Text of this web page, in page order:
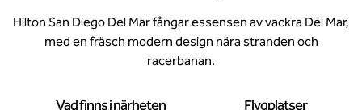
Hilton San Diego Del Mar fångar essensen av vackra Del Mar,
med en fräsch modern design nära stranden och
racerbanan.
Vad finns i närheten Flygplatser